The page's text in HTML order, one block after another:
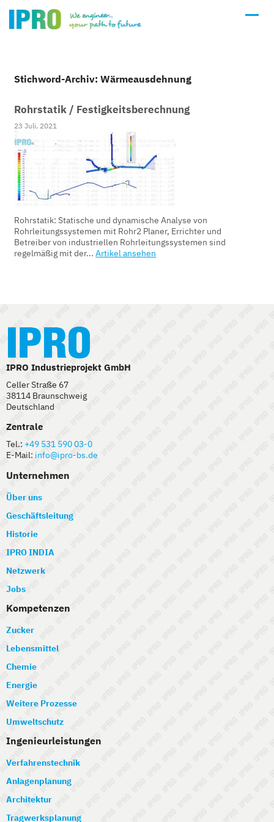
Stichword-Archiv: Wärmeausdehnung
Rohrstatik / Festigkeitsberechnung
23 Juli, 2021
Rohrstatik: Statische und dynamische Analyse von
Rohrleitungssystemen mit Rohr2 Planer, Errichter und
Betreiber von industriellen Rohrleitungssystemen sind
regelmäßig mit der...Artikel ansehen
IPRO Industrieprojekt GmbH
Celler Straße 67
38114 Braunschweig
Deutschland
Zentrale
Tel.: +49 531 590 03-0
E-Mail: info@ipro-bs.de
Unternehmen
Über uns
Geschäftsleitung
Historie
IPRO INDIA
Netzwerk
Jobs
Kompetenzen
Zucker
Lebensmittel
Chemie
Energie
Weitere Prozesse
Umweltschutz
Ingenieurleistungen
Verfahrenstechnik
Anlagenplanung
Architektur
Tragwerksplanung